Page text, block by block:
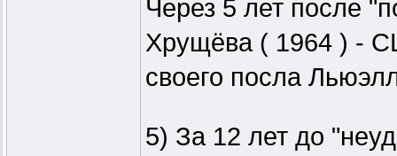
Через 5 лет после
Хрущёва ( 1964 ) -
своего посла
5) За 12 лет до